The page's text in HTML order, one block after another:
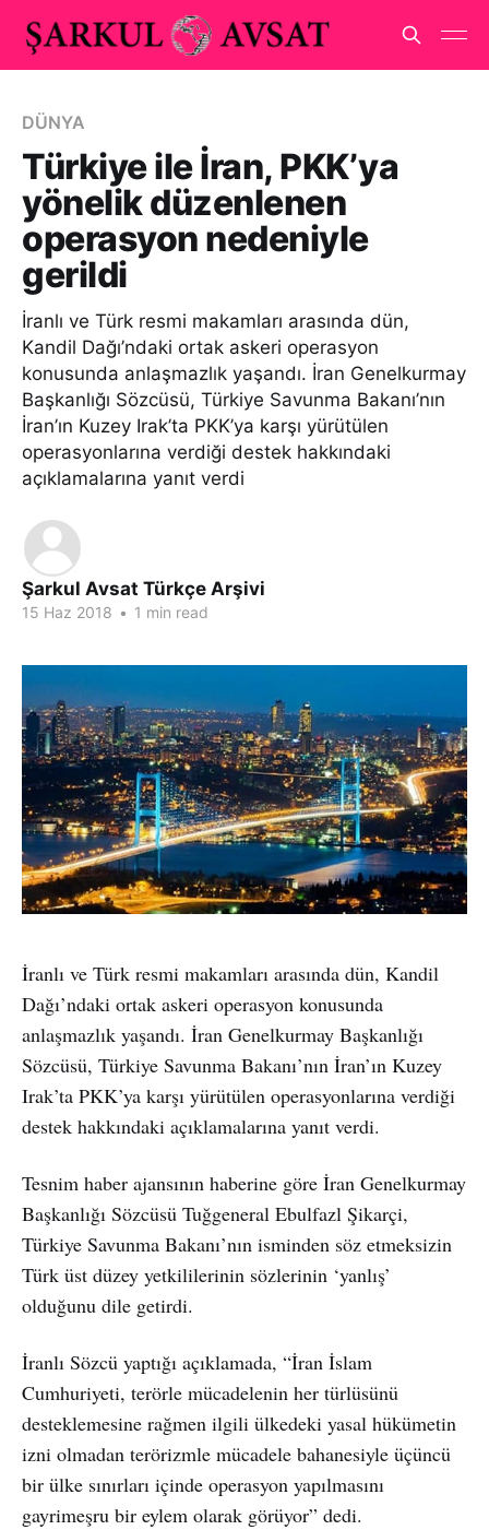
DÜNYA
Türkiye ile İran, PKK’ya
yönelik düzenlenen
operasyon nedeniyle
gerildi
İranlı ve Türk resmi makamları arasında dün,
Kandil Dağı’ndaki ortak askeri operasyon
konusunda anlaşmazlık yaşandı. İran Genelkurmay
Başkanlığı Sözcüsü, Türkiye Savunma Bakanı’nın
İran’ın Kuzey Irak’ta PKK’ya karşı yürütülen
operasyonlarına verdiği destek hakkındaki
açıklamalarına yanıt verdi
Şarkul Avsat Türkçe Arşivi
15 Haz 2018 • 1 min read
İranlı ve Türk resmi makamları arasında dün, Kandil
Dağı’ndaki ortak askeri operasyon konusunda
anlaşmazlık yaşandı. İran Genelkurmay Başkanlığı
Sözcüsü, Türkiye Savunma Bakanı’nın İran’ın Kuzey
Irak’ta PKK’ya karşı yürütülen operasyonlarına verdiği
destek hakkındaki açıklamalarına yanıt verdi.
Tesnim haber ajansının haberine göre İran Genelkurmay
Başkanlığı Sözcüsü Tuğgeneral Ebulfazl Şikarçi,
Türkiye Savunma Bakanı’nın isminden söz etmeksizin
Türk üst düzey yetkililerinin sözlerinin ‘yanlış’
olduğunu dile getirdi.
İranlı Sözcü yaptığı açıklamada, “İran İslam
Cumhuriyeti, terörle mücadelenin her türlüsünü
desteklemesine rağmen ilgili ülkedeki yasal hükümetin
izni olmadan terörizmle mücadele bahanesiyle üçüncü
bir ülke sınırları içinde operasyon yapılmasını
gayrimeşru bir eylem olarak görüyor” dedi.